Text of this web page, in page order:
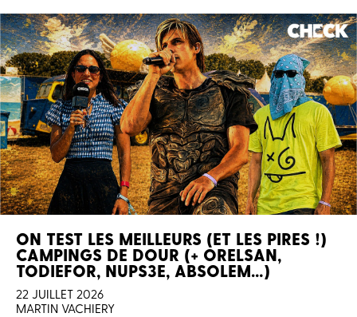
ON TEST LES MEILLEURS (ET LES PIRES !)
CAMPINGS DE DOUR (+ ORELSAN,
TODIEFOR, NUPS3E, ABSOLEM…)
22 JUILLET 2026
MARTIN VACHIERY